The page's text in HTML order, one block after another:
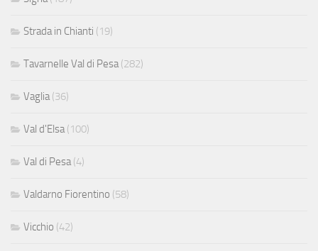
Strada in Chianti (19)
Tavarnelle Val di Pesa(282)
Vaglia(36)
Val d'Elsa(100)
Val di Pesa(4)
Valdarno Fiorentino (58)
Vicchio (42)